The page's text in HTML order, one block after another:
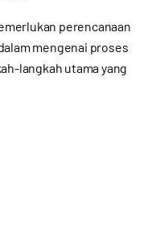
perencanaan
mengenai proses
langkah utama yang